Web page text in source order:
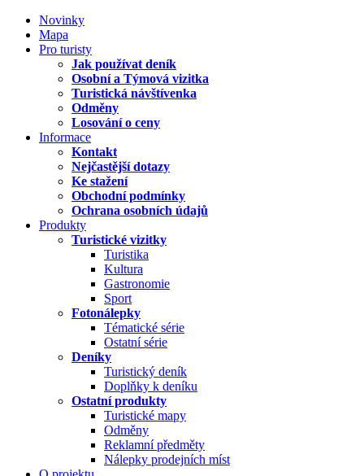
Novinky
Mapa
Pro turisty
Jak používat deník
Osobní a Týmová vizitka
Turistická návštívenka
Odměny
Losování o ceny
Informace
Kontakt
Nejčastější dotazy
Ke stažení
Obchodní podmínky
Ochrana osobních údajů
Produkty
Turistické vizitky
Turistika
Kultura
Gastronomie
Sport
Fotonálepky
Tématické série
Ostatní série
Deníky
Turistický deník
Doplňky k deníku
Ostatní produkty
Turistické mapy
Odměny
Reklamní předměty
Nálepky prodejních míst